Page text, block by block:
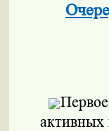
активных